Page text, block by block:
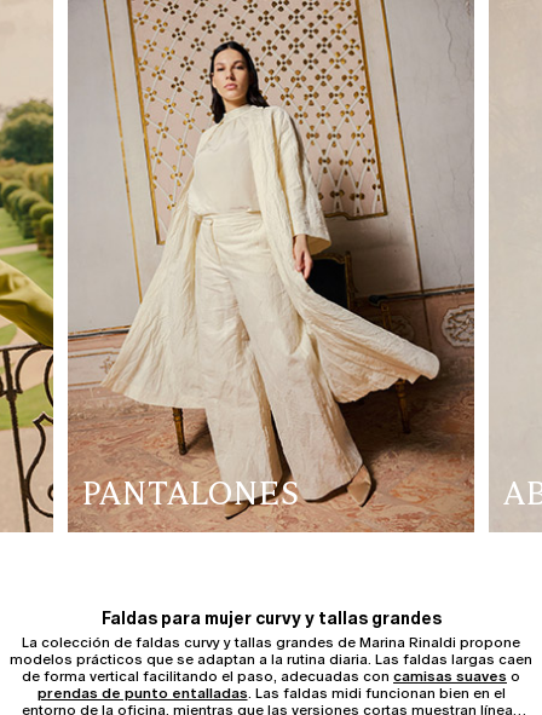
PANTALONES
Faldas para mujer curvy y tallas grandes
La colección de faldas curvy y tallas grandes de Marina Rinaldi propone
modelos prácticos que se adaptan a la rutina diaria. Las faldas largas caen
de forma vertical facilitando el paso, adecuadas con camisas suaves o
prendas de punto entalladas . Las faldas midi funcionan bien en el
entorno de la oficina, mientras que las versiones cortas muestran líneas